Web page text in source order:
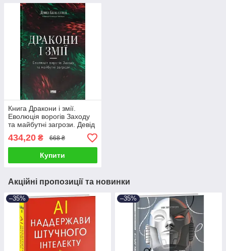
Книга Дракони і змії.
Еволюція ворогів Заходу
та майбутні загрози. Девід
Кілкаллен
434,20 ₴ 668 ₴
Купити
Акційні пропозиції та новинки
–35% –35%